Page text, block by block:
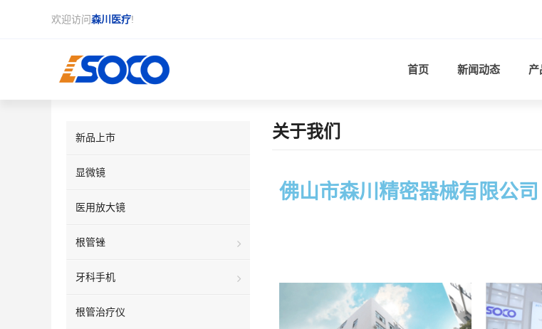
欢迎访问森川医疗!
首页 新闻动态 产
关于我们
佛山市森川精密器械有限公司
新品上市
显微镜
医用放大镜
根管锉
牙科手机
根管治疗仪